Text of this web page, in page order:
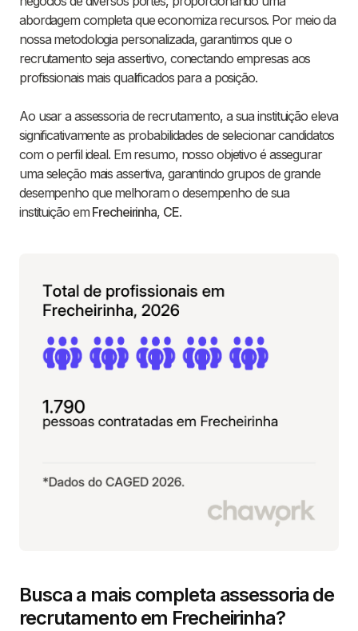
abordagem completa que economiza recursos. Por meio da
nossa metodologia personalizada, garantimos que o
recrutamento seja assertivo, conectando empresas aos
profissionais mais qualificados para a posição.
Ao usar a assessoria de recrutamento, a sua instituição eleva
significativamente as probabilidades de selecionar candidatos
com o perfil ideal. Em resumo, nosso objetivo é assegurar
uma seleção mais assertiva, garantindo grupos de grande
desempenho que melhoram o desempenho de sua
instituição em Frecheirinha, CE.
Busca a mais completa assessoria de
recrutamento em Frecheirinha?